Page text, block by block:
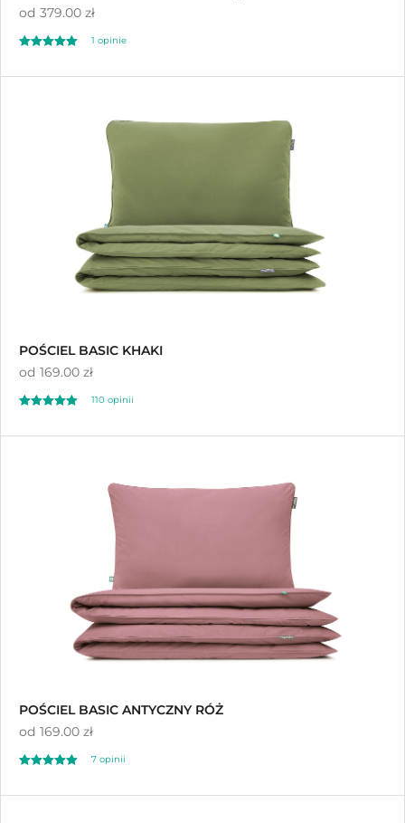
od 379.00 zł
1 opinie
POŚCIEL BASIC KHAKI
od 169.00 zł
110 opinii
POŚCIEL BASIC ANTYCZNY RÓŻ
od 169.00 zł
7 opinii